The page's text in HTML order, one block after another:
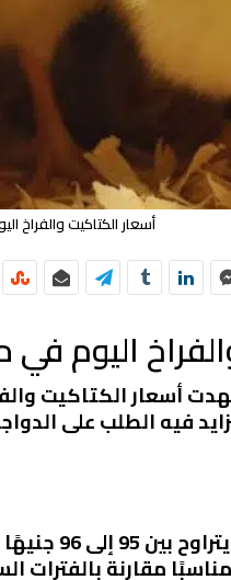
أسعار الكتاكيت والفراخ اليوم في مصر بتاريخ 10 مارس
اليوم
10 مارس 2025، شهدت أسعار
فيه الطلب على
مقارنة بالفترات